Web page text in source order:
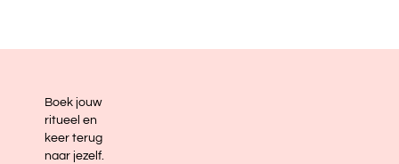
Boek jouw
ritueel en
keer terug
naar jezelf.